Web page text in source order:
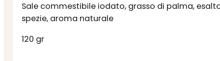
Sale commestibile iodato, grasso di palma,
spezie, aroma naturale
120 gr